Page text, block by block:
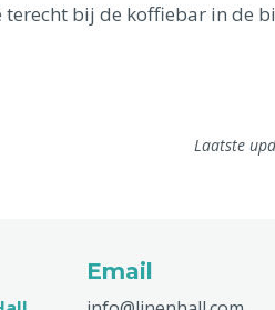
terecht bij de koffiebar in de
Laatste
Email